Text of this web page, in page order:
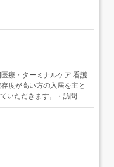
療・ターミナルケア 看護
度が高い方の入居を主と
いただきます。・訪問看
測定・医療機器管理(人工
助・移動介助・喀痰吸